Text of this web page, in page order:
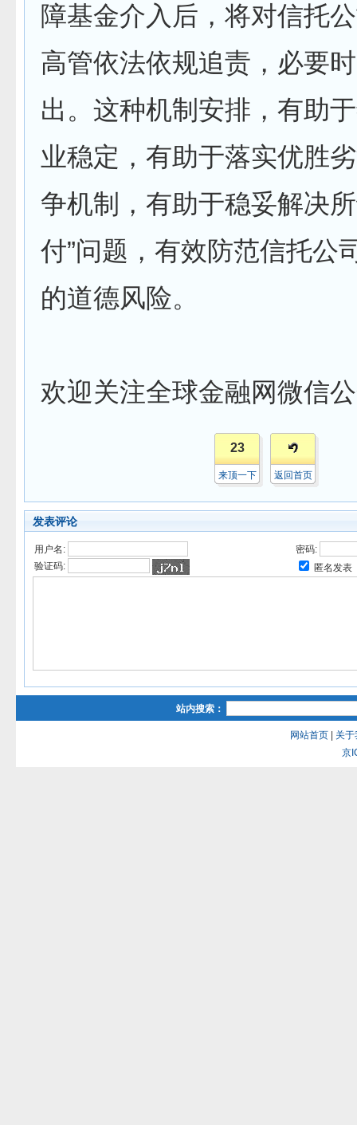
障基金介入后，将对信托
高管依法依规追责，必要
出。这种机制安排，有助
业稳定，有助于落实优胜
争机制，有助于稳妥解决
付”问题，有效防范信托公
的道德风险。
欢迎关注全球金融网微信
23
来顶一下 返回首页
发表评论
用户名:
密码:
验证码:
匿名发表
站内搜索：
网站首页
关于
京